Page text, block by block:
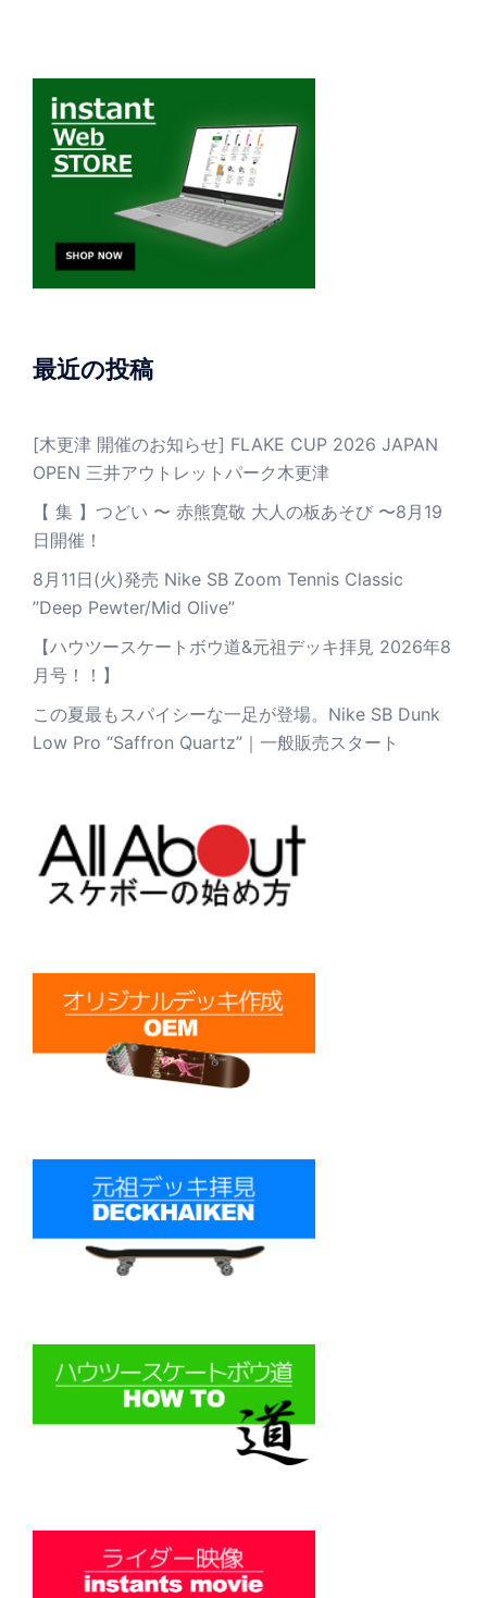
最近の投稿
[木更津 開催のお知らせ] FLAKE CUP 2026 JAPAN
OPEN 三井アウトレットパーク木更津
【 集 】つどい 〜 赤熊寛敬 大人の板あそび 〜8月19
日開催！
8月11日(火)発売 Nike SB Zoom Tennis Classic
”Deep Pewter/Mid Olive”
【ハウツースケートボウ道&元祖デッキ拝見 2026年8
月号！！】
この夏最もスパイシーな一足が登場。Nike SB Dunk
Low Pro “Saffron Quartz”｜一般販売スタート